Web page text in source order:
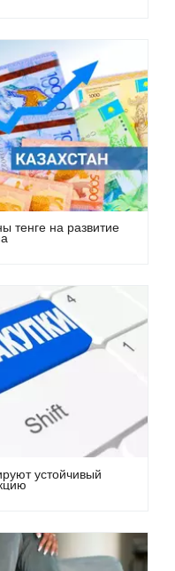
тенге на развитие
устойчивый